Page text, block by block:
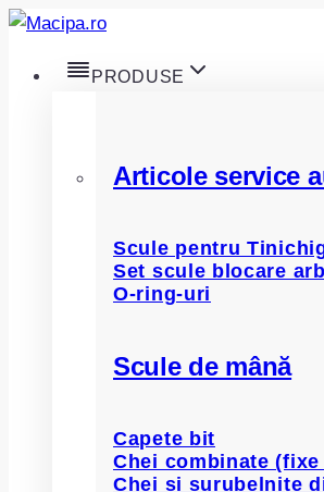
Skip
content
PRODUSE
Articole service
Scule pentru
Set scule blocare
O-ring-uri
Scule de mână
Capete bit
Chei combinate
Chei și șurubelnițe